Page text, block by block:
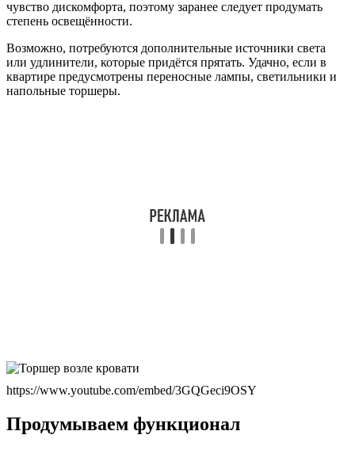
чувство дискомфорта, поэтому заранее следует продумать
степень освещённости.
Возможно, потребуются дополнительные источники света
или удлинители, которые придётся прятать. Удачно, если в
квартире предусмотрены переносные лампы, светильники и
напольные торшеры.
https://www.youtube.com/embed/3GQGeci9OSY
Продумываем функционал